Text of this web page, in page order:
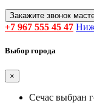
Закажите звонок
+7 967 555 45 47
Выбор города
×
Сечас выбран